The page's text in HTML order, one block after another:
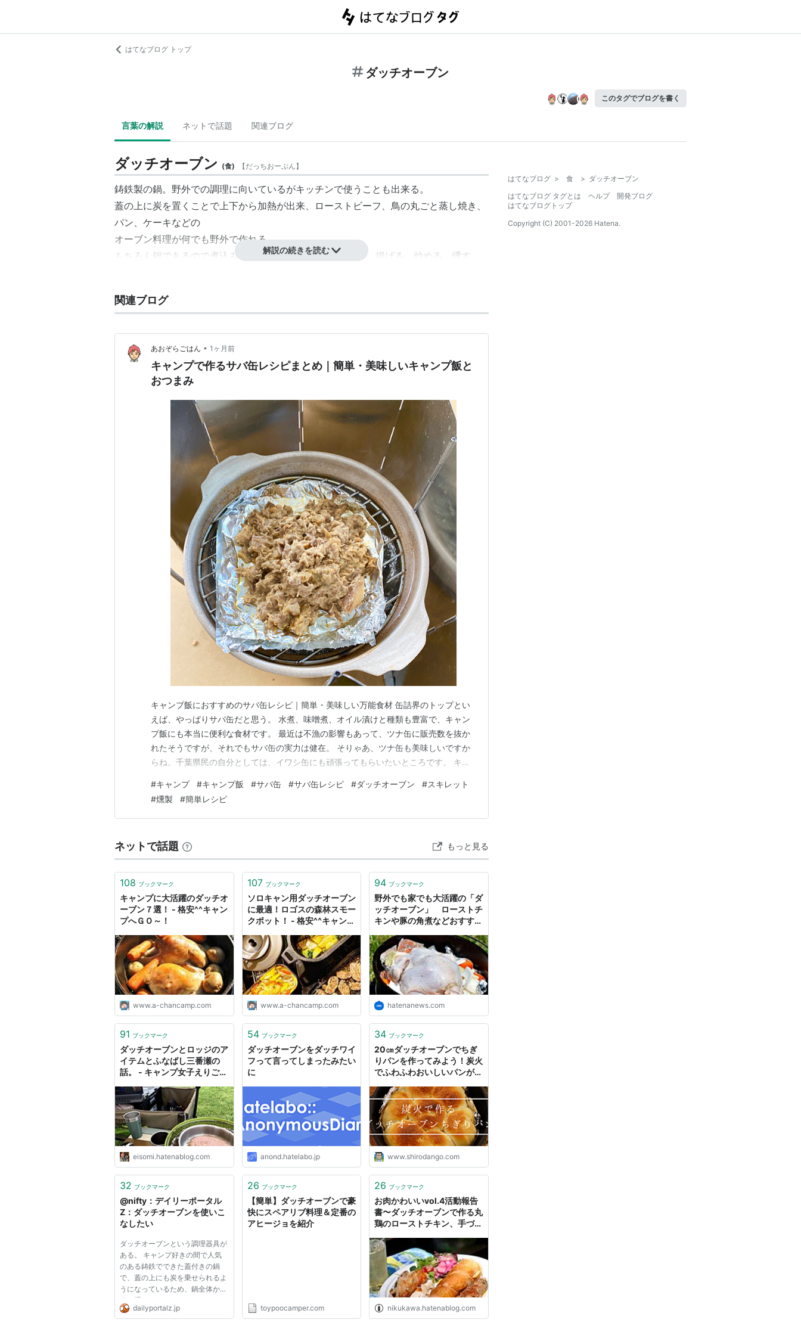
はてなブログ トップ
ダッチオーブン
このタグでブログを書く
言葉の解説 ネットで話題 関連ブログ
ダッチオーブン (食) 【だっちおーぶん】
鋳鉄製の鍋。野外での調理に向いているがキッチンで使うことも出来る。
蓋の上に炭を置くことで上下から加熱が出来、ローストビーフ、鳥の丸ごと蒸し焼き、
パン、ケーキなどの
オーブン料理が何でも野外で作れる。
もちろん鍋であるので煮込み料理もOK。煮る、蒸す、焼く、揚げる、炒める、燻す、
重量や鉄製の特質の錆びやすいということもあり少々取り扱いが面倒な部分もあるが、
キャンプオーブン、キッチンオーブン、スキレット、スポーツマンズクッカー、コンボ
クッカーなどがある。
あたりまえの喜びを、あたりまえじゃない喜びに変えてしまう、
それが、ブラック・ポット・マジック。
その感動を、いっしょに分かち合っていこうじゃないか！
社会に伝えていこうじゃないか！
http://www.jdos.com/（JAPAN DUTCH OVEN SOCIETY）
解説の続きを読む
関連ブログ
あおぞらごはん • 1ヶ月前
キャンプで作るサバ缶レシピまとめ｜簡単・美味しいキャンプ飯と
おつまみ
キャンプ飯におすすめのサバ缶レシピ｜簡単・美味しい万能食材 缶詰界のトップとい
えば、やっぱりサバ缶だと思う。 水煮、味噌煮、オイル漬けと種類も豊富で、キャン
プ飯にも本当に便利な食材です。 最近は不漁の影響もあって、ツナ缶に販売数を抜か
れたそうですが、それでもサバ缶の実力は健在。 そりゃあ、ツナ缶も美味しいですか
らね。千葉県民の自分としては、イワシ缶にも頑張ってもらいたいところです。 キャ
品 あいこちゃん 金の鯖味噌煮・銀の鯖水煮・黒の鯖醤油煮・青の鯖水煮食塩不使用 さ
ば缶 150g ４種各３個セット[12缶セット]【…
#キャンプ #キャンプ飯 #サバ缶 #サバ缶レシピ #ダッチオーブン #スキレット
#燻製 #簡単レシピ
ネットで話題 もっと見る
108 ブックマーク
キャンプに大活躍のダッチオ
ーブン７選！ - 格安^^キャン
プへＧＯ～！
www.a-chancamp.com
107 ブックマーク
ソロキャン用ダッチオーブン
に最適！ロゴスの森林スモー
クポット！ - 格安^^キャンプ
www.a-chancamp.com
94 ブックマーク
野外でも家でも大活躍の「ダ
ッチオーブン」 ローストチ
キンや豚の角煮などおすすめ
hatenanews.com
91 ブックマーク
ダッチオーブンとロッジのア
イテムとふなばし三番瀬の
話。 - キャンプ女子えりごの
eisomi.hatenablog.com
54 ブックマーク
ダッチオーブンをダッチワイ
フって言ってしまったみたい
に
anond.hatelabo.jp
34 ブックマーク
20㎝ダッチオーブンでちぎ
りパンを作ってみよう！炭火
でふわふわおいしいパンがキ
男は身をやつす
www.shirodango.com
32 ブックマーク
@nifty：デイリーポータル
Z：ダッチオーブンを使いこ
なしたい
ダッチオーブンという調理器具が
ある。 キャンプ好きの間で人気
のある鋳鉄でできた蓋付きの鍋
で、蓋の上にも炭を乗せられるよ
うになっているため、鍋全体から
火を通すことができるのだとい
う。ローストチキンなんかを作る
dailyportalz.jp
26 ブックマーク
【簡単】ダッチオーブンで豪
快にスペアリブ料理＆定番の
アヒージョを紹介
toypoocamper.com
26 ブックマーク
お肉かわいいvol.4活動報告
書〜ダッチオーブンで作る丸
鶏のローストチキン、手づく
ぐるパン〜 - お肉かわいいの
活動報告書
nikukawa.hatenablog.com
はてなブログ > 食 > ダッチオーブン
はてなブログ タグとは
ヘルプ
開発ブログ
はてなブログトップ
Copyright (C) 2001-2026 Hatena.